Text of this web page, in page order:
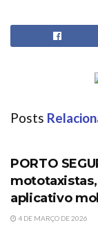
Posts
PORTO
aplicativo
4 DE MARÇO DE 2026